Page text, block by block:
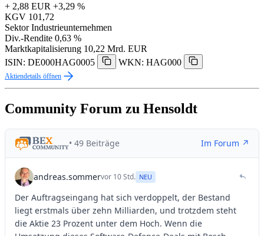
+ 2,88 EUR +3,29 %
KGV 101,72
Sektor Industrieunternehmen
Div.-Rendite 0,63 %
Marktkapitalisierung 10,22 Mrd. EUR
ISIN: DE000HAG0005
WKN: HAG000
Aktiendetails öffnen
Community Forum zu Hensoldt